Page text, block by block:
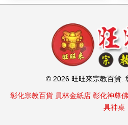
© 2026 旺旺來宗教百貨.
彰化宗教百貨 員林金紙店 彰化神尊
具神桌